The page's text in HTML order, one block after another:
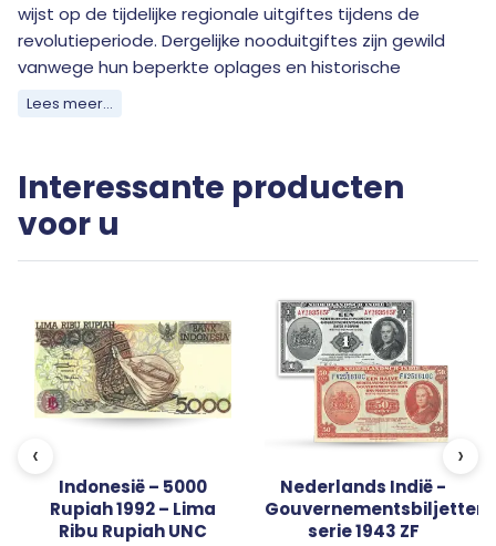
wijst op de tijdelijke regionale uitgiftes tijdens de
revolutieperiode. Dergelijke nooduitgiftes zijn gewild
vanwege hun beperkte oplages en historische
betekenis.
Lees meer...
Interessante producten
voor u
‹
Indonesië – 5000
Rupiah 1992 – Lima
Ribu Rupiah UNC
Nederlands Indië -
Gouvernementsbiljetten
serie 1943 ZF
›